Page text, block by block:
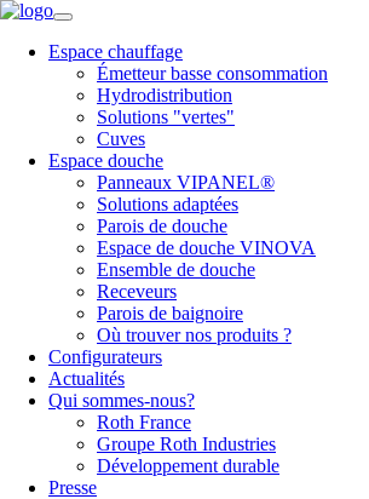
Espace chauffage
Émetteur basse consommation
Hydrodistribution
Solutions "vertes"
Cuves
Espace douche
Panneaux VIPANEL®
Solutions adaptées
Parois de douche
Espace de douche VINOVA
Ensemble de douche
Receveurs
Parois de baignoire
Où trouver nos produits ?
Configurateurs
Actualités
Qui sommes-nous?
Roth France
Groupe Roth Industries
Développement durable
Presse